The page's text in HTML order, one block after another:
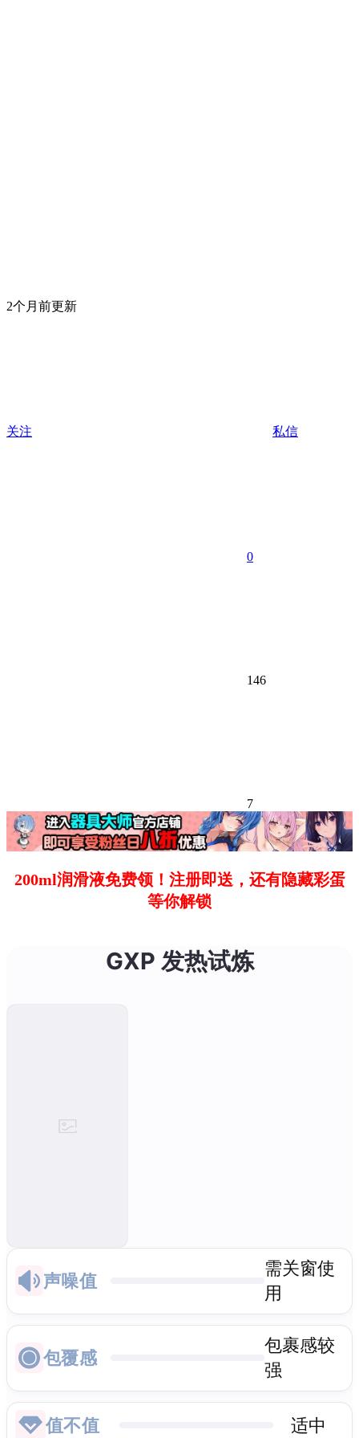
2个月前更新
关注 私信
0
146
7
200ml润滑液免费领！注册即送，还有隐藏彩蛋
等你解锁
GXP 发热试炼
声噪值
需关窗使
用
包覆感
包裹感较
强
值不值 适中